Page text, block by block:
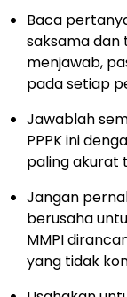
Baca
saksama
menjawab,
pada setiap
Jawablah
PPPK ini
paling akurat
Jangan
berusaha
MMPI
yang tidak